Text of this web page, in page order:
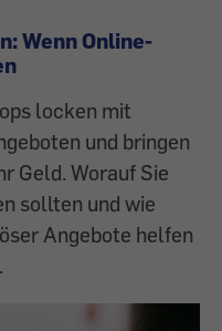
Wenn Online-
locken mit
und bringen
Geld. Worauf Sie
sollten und wie
Angebote helfen